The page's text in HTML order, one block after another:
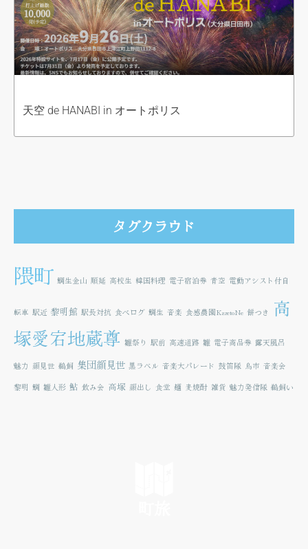
天空 de HANABI in オートポリス
タグクラウド
隈町 鯛生金山 順延 高校生 韓国料理 電子宿泊券 青空 電動アシスト付自
転車 駅近 黎明館 駅長対抗 食べログ 鯛生 音楽 食感農園KazetoNe 餅つき
高
塚愛宕地蔵尊 雛祭り 駅前 高速道路 雛 電子商品券 露天風呂
魅力 顔見世 鵜飼 集団顔見世 黒ラベル 音楽大パレード 鼓笛隊 鳥市 音楽会
黎明 鯛 雛人形 鮎 飲み会 高塚 顔出し 食堂 麺 麦焼酎 雑貨 魅力発信隊 鵜飼い